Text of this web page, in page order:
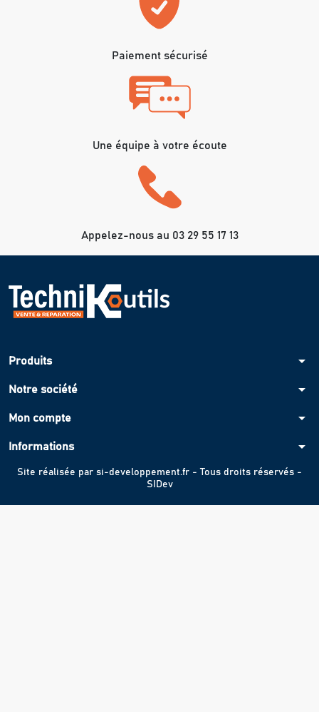
Paiement sécurisé
Une équipe à votre écoute
Appelez-nous au 03 29 55 17 13
Produits arrow_drop_down
Notre société arrow_drop_down
Mon compte arrow_drop_down
Informations arrow_drop_down
Site réalisée par si-developpement.fr - Tous droits réservés -
SIDev